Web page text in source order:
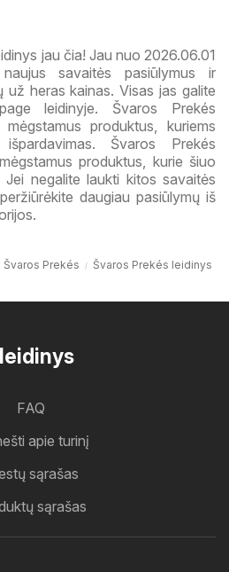
jau čia! Jau nuo 2026.06.01
savaitės pasiūlymus ir
už heras kainas. Visas jas galite
leidinyje. Švaros Prekés
produktus, kuriems
Švaros Prekés
produktus, kurie šiuo
negalite laukti kitos savaitės
daugiau pasiūlymų iš
Švaros Prekés Švaros Prekés leidinys
FAQ
apie turinį
sąrašas
sąrašas